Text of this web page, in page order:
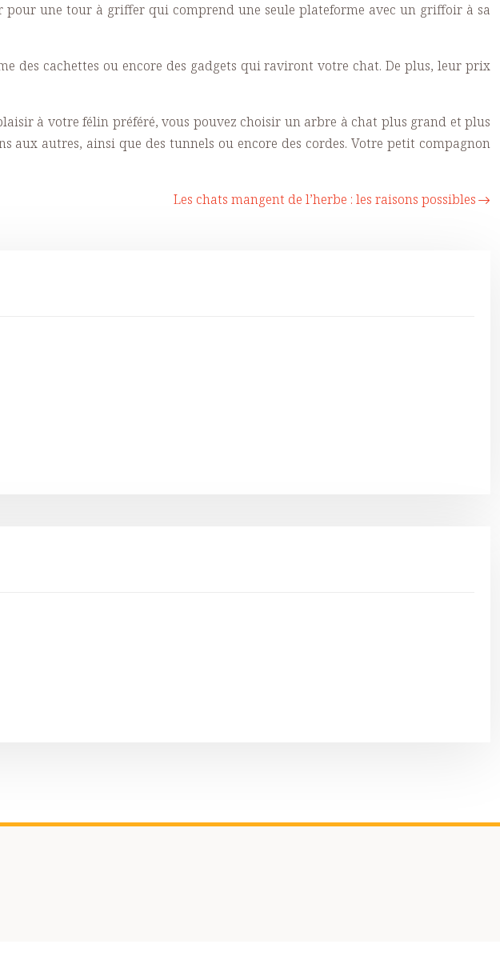
une tour à griffer qui comprend une seule plateforme avec un griffoir à sa
des cachettes ou encore des gadgets qui raviront votre chat. De plus, leur prix
à votre félin préféré, vous pouvez choisir un arbre à chat plus grand et plus
aux autres, ainsi que des tunnels ou encore des cordes. Votre petit compagnon
Les chats mangent de l’herbe : les raisons possibles